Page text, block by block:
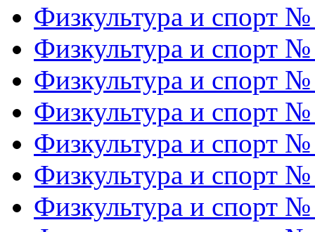
Физкультура и спорт
Физкультура и спорт
Физкультура и спорт
Физкультура и спорт
Физкультура и спорт
Физкультура и спорт
Физкультура и спорт